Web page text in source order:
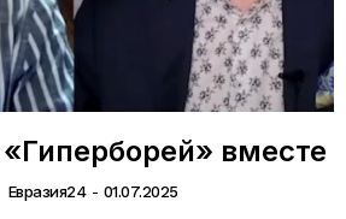
вместе
Евразия24 - 01.07.2025